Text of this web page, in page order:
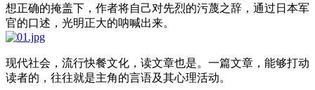
想正确的掩盖下，作者将自己对先烈的污蔑之辞，通过日本军
官的口述，光明正大的呐喊出来。
现代社会，流行快餐文化，读文章也是。一篇文章，能够打动
读者的，往往就是主角的言语及其心理活动。